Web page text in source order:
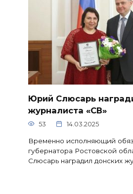
Юрий Слюсарь
журналиста «СВ»
53 14.03.2025
Временно исполняющий
губернатора Ростовской
Слюсарь наградил донских